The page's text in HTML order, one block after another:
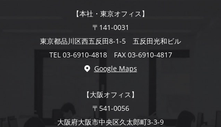
【本社・東京オフィス】
〒141-0031
東京都品川区西五反田8-1-5 五反田光和ビル
TEL 03-6910-4818 FAX 03-6910-4817
Google Maps
【大阪オフィス】
〒541-0056
大阪府大阪市中央区久太郎町3-3-9